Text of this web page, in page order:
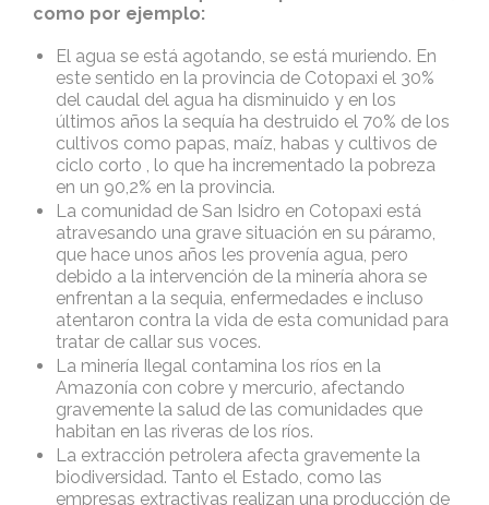
como por ejemplo:
El agua se está agotando, se está muriendo. En
este sentido en la provincia de Cotopaxi el 30%
del caudal del agua ha disminuido y en los
últimos años la sequía ha destruido el 70% de los
cultivos como papas, maíz, habas y cultivos de
ciclo corto , lo que ha incrementado la pobreza
en un 90,2% en la provincia.
La comunidad de San Isidro en Cotopaxi está
atravesando una grave situación en su páramo,
que hace unos años les provenía agua, pero
debido a la intervención de la minería ahora se
enfrentan a la sequia, enfermedades e incluso
atentaron contra la vida de esta comunidad para
tratar de callar sus voces.
La minería Ilegal contamina los ríos en la
Amazonía con cobre y mercurio, afectando
gravemente la salud de las comunidades que
habitan en las riveras de los ríos.
La extracción petrolera afecta gravemente la
biodiversidad. Tanto el Estado, como las
empresas extractivas realizan una producción de